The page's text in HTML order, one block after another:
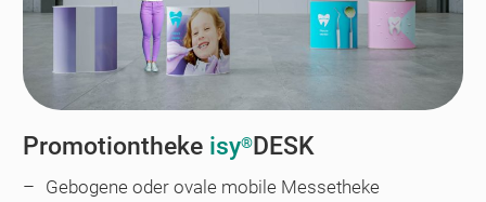
Promotiontheke isy® DESK
Gebogene oder ovale mobile Messetheke